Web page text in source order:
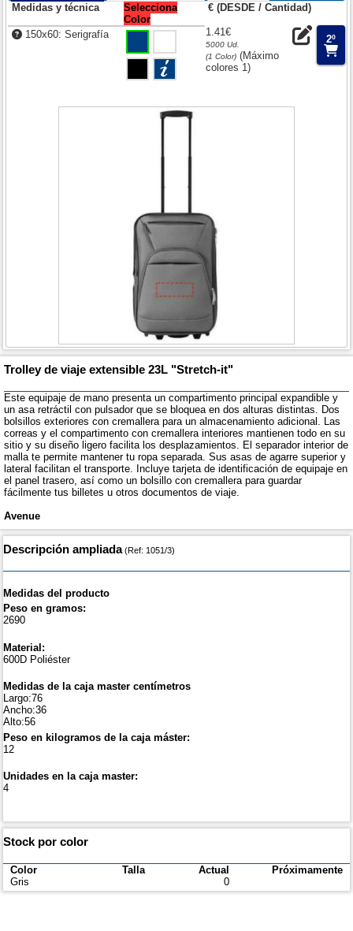
Medidas y técnica
Selecciona
Color
€ (DESDE / Cantidad)
150x60: Serigrafía 1.41€
5000 Ud.
(1 Color)(Máximo
colores 1)
2º
Trolley de viaje extensible 23L "Stretch-it"
Este equipaje de mano presenta un compartimento principal expandible y
un asa retráctil con pulsador que se bloquea en dos alturas distintas. Dos
bolsillos exteriores con cremallera para un almacenamiento adicional. Las
correas y el compartimento con cremallera interiores mantienen todo en su
sitio y su diseño ligero facilita los desplazamientos. El separador interior de
malla te permite mantener tu ropa separada. Sus asas de agarre superior y
lateral facilitan el transporte. Incluye tarjeta de identificación de equipaje en
el panel trasero, así como un bolsillo con cremallera para guardar
fácilmente tus billetes u otros documentos de viaje.
Avenue
Descripción ampliada(Ref: 1051/3)
Medidas del producto
Peso en gramos:
2690
Material:
600D Poliéster
Medidas de la caja master centímetros
Largo:76
Ancho:36
Alto:56
Peso en kilogramos de la caja máster:
12
Unidades en la caja master:
4
Stock por color
Color Talla Actual
Próximamente
Gris
0